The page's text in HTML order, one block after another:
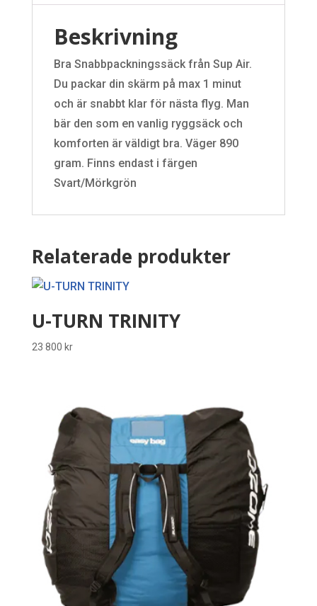
Beskrivning
Bra Snabbpackningssäck från Sup Air.
Du packar din skärm på max 1 minut
och är snabbt klar för nästa flyg. Man
bär den som en vanlig ryggsäck och
komforten är väldigt bra. Väger 890
gram. Finns endast i färgen
Svart/Mörkgrön
Relaterade produkter
U-TURN TRINITY
23 800 kr